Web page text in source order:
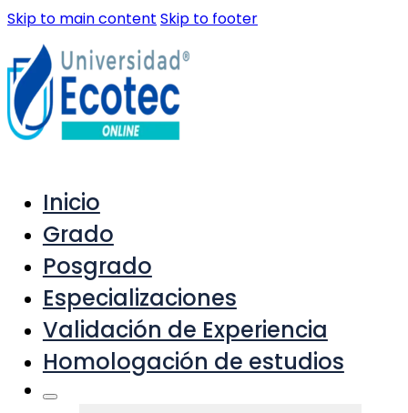
Skip to main content Skip to footer
Inicio
Grado
Posgrado
Especializaciones
Validación de Experiencia
Homologación de estudios